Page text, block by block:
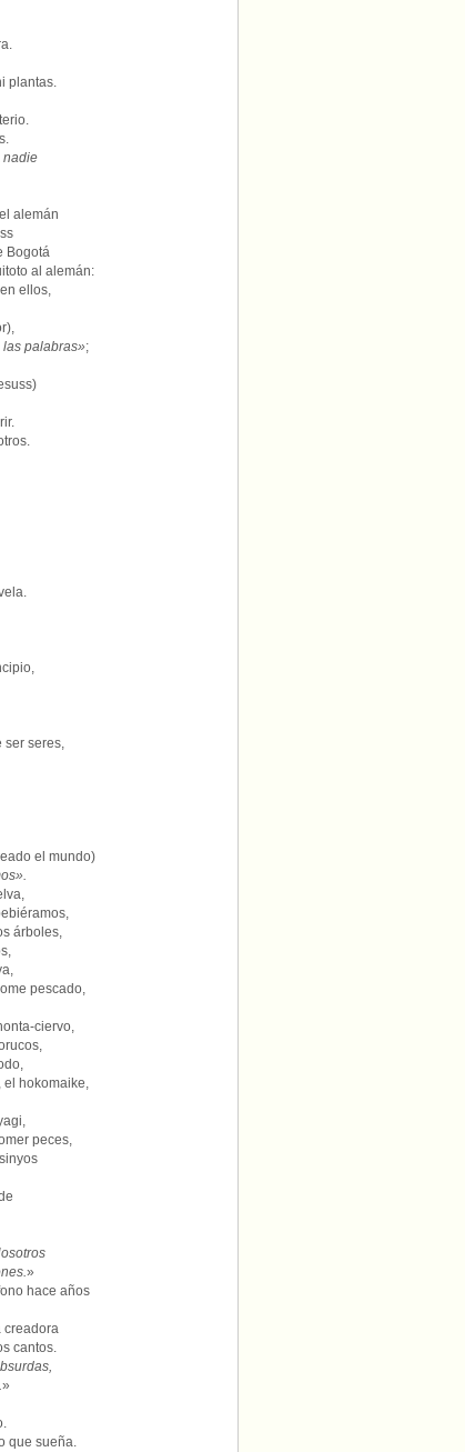
plantas.
nadie
alemán
Bogotá
al alemán:
ellos,
palabras»;
ser seres,
el mundo)
árboles,
pescado,
ciervo,
el hokomaike,
peces,
»
hace años
creadora
cantos.
»
que sueña.